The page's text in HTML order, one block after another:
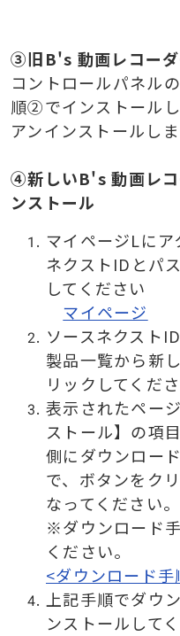
③旧B's 動画レコーダ
コントロールパネル
順②でインストール
アンインストールしま
④新しいB's 動画レコ
ンストール
マイページLに
ネクストIDとパ
してください
マイページ
ソースネクスト
製品一覧から新
リックしてくださ
表示されたペー
ストール】の項
側にダウンロー
で、ボタンをク
なってください。
※ダウンロード
ください。
<ダウンロード手
上記手順でダウ
ンストールしてく